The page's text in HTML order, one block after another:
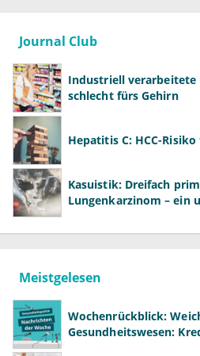
Journal Club
Industriell verarbeitete
schlecht fürs Gehirn
Hepatitis C: HCC-
Kasuistik: Dreifach
Lungenkarzinom – ein
Meistgelesen
Wochenrückblick:
Gesundheitswesen: